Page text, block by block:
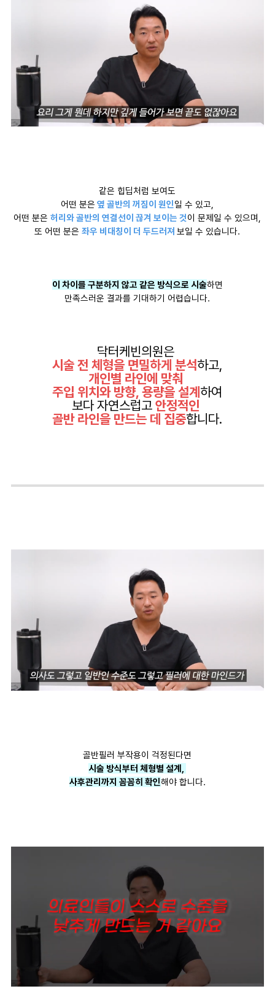
같은 힙딥처럼 보여도
어떤 분은 옆 골반의 꺼짐이 원인일 수 있고,
어떤 분은허리와 골반의 연결선이 끊겨 보이는 것이 문제일 수 있으며,
또 어떤 분은좌우 비대칭이 더 두드러져 보일 수 있습니다.
이 차이를 구분하지 않고 같은 방식으로 시술하면
만족스러운 결과를 기대하기 어렵습니다.
닥터케빈의원은
시술 전 체형을 면밀하게 분석하고,
개인별 라인에 맞춰
주입 위치와 방향, 용량을 설계 하여
보다 자연스럽고안정적인
골반 라인을 만드는 데 집중합니다.
골반필러 부작용이 걱정된다면
시술 방식부터 체형별 설계,
사후관리까지 꼼꼼히 확인해야 합니다.